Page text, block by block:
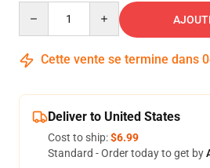
Cette vente se termine dans
Deliver to United States
Cost to ship:$6.99
Standard - Order today to get by